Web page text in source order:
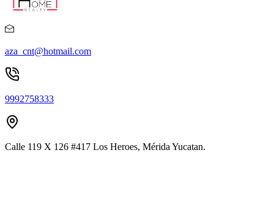
aza_cnt@hotmail.com
9992758333
Calle 119 X 126 #417 Los Heroes, Mérida Yucatan.